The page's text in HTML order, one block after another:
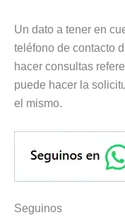
Un dato a tener en
teléfono de contacto
hacer consultas
puede hacer la
el mismo.
Seguinos